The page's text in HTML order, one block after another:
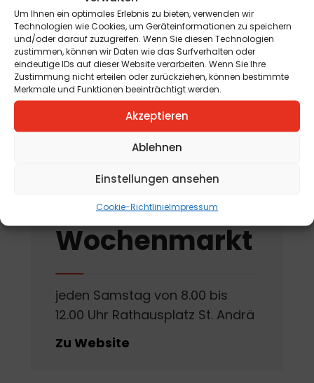
Um Ihnen ein optimales Erlebnis zu bieten, verwenden wir
Technologien wie Cookies, um Geräteinformationen zu speichern
und/oder darauf zuzugreifen. Wenn Sie diesen Technologien
zustimmen, können wir Daten wie das Surfverhalten oder
eindeutige IDs auf dieser Website verarbeiten. Wenn Sie Ihre
Zustimmung nicht erteilen oder zurückziehen, können bestimmte
Merkmale und Funktionen beeinträchtigt werden.
Akzeptieren
Ablehnen
Einstellungen ansehen
Cookie-RichtlinieImpressum
„Kräuterbuschen“
am 12. August 2026
„Tag der offenen
Kräutergartentür“
am 15. August 2026
St. Andräer
Wochenmarkt
jeden Samstag von 8.00 bis
12.00 Uhr Rathausplatz St. Andrä
Zu Website